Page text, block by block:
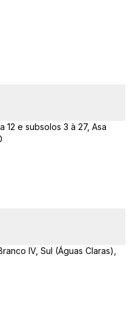
12 e subsolos 3 à 27, Asa
IV, Sul (Águas Claras),